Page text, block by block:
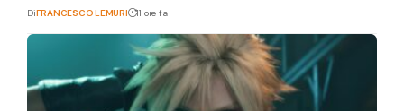
DiFRANCESCO LEMURI 11 ore fa